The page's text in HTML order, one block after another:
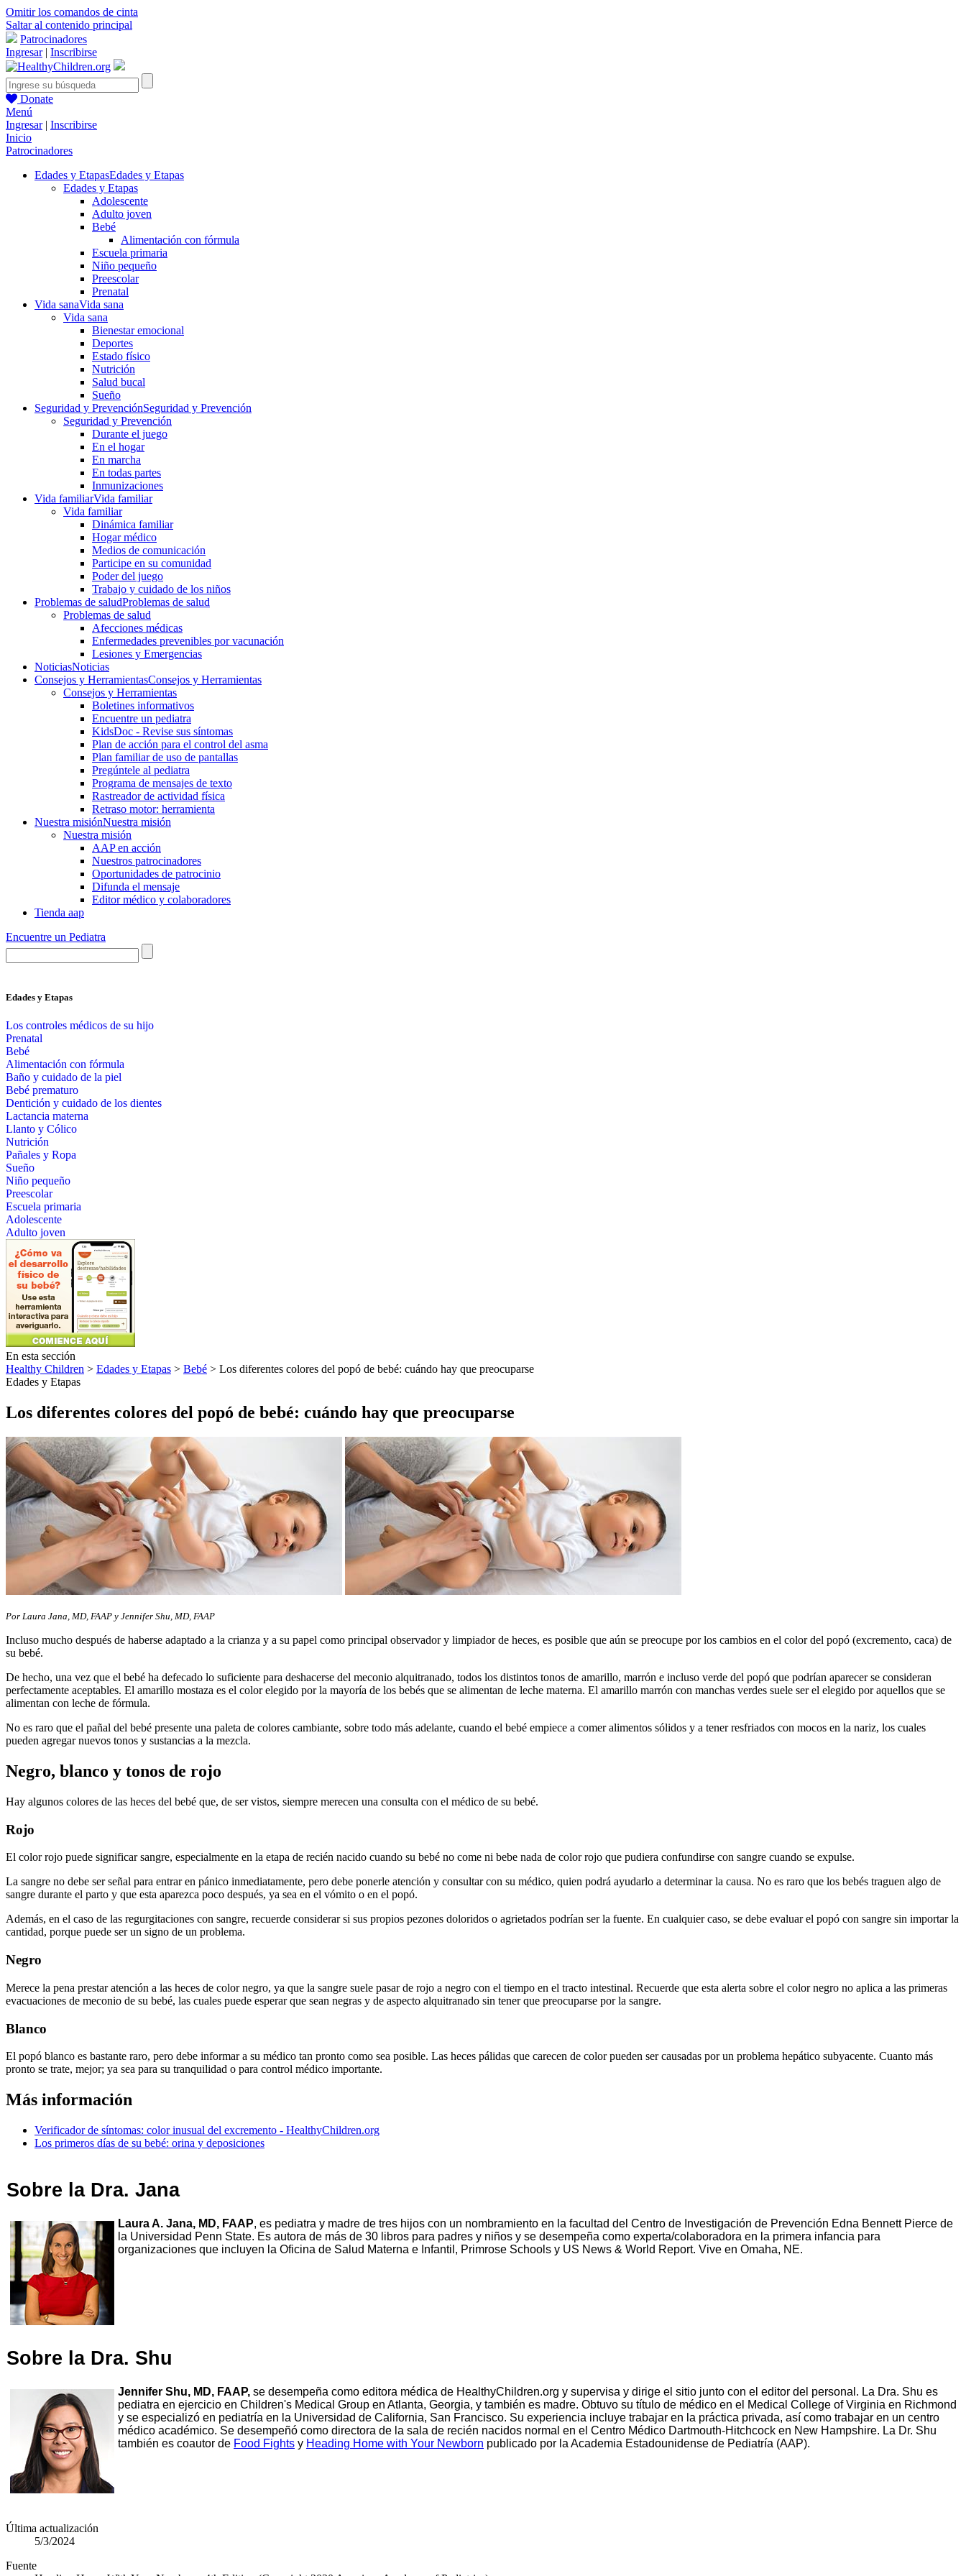
Omitir los comandos de cinta
Saltar al contenido principal
Patrocinadores
Ingresar| Inscribirse
Donate
Menú
Ingresar| Inscribirse
Inicio
Patrocinadores
Edades y EtapasEdades y Etapas
Edades y Etapas
Adolescente
Adulto joven
Bebé
Alimentación con fórmula
Escuela primaria
Niño pequeño
Preescolar
Prenatal
Vida sanaVida sana
Vida sana
Bienestar emocional
Deportes
Estado físico
Nutrición
Salud bucal
Sueño
Seguridad y PrevenciónSeguridad y Prevención
Seguridad y Prevención
Durante el juego
En el hogar
En marcha
En todas partes
Inmunizaciones
Vida familiarVida familiar
Vida familiar
Dinámica familiar
Hogar médico
Medios de comunicación
Participe en su comunidad
Poder del juego
Trabajo y cuidado de los niños
Problemas de saludProblemas de salud
Problemas de salud
Afecciones médicas
Enfermedades prevenibles por vacunación
Lesiones y Emergencias
NoticiasNoticias
Consejos y HerramientasConsejos y Herramientas
Consejos y Herramientas
Boletines informativos
Encuentre un pediatra
KidsDoc - Revise sus síntomas
Plan de acción para el control del asma
Plan familiar de uso de pantallas
Pregúntele al pediatra
Programa de mensajes de texto
Rastre​​ador de activida​d física
Retraso motor: herramienta
Nuestra misiónNuestra misión
Nuestra misión
AAP en acción
Nuestros patrocinadores
Oportunidades de patrocinio
Difunda el mensaje
Editor médico y colaboradores
Tienda aap
Encuentre un Pediatra
Edades y Etapas
Los controles médicos de su hijo
Prenatal
Bebé
Alimentación con fórmula
Baño y cuidado de la piel
Bebé prematuro
Dentición y cuidado de los dientes
Lactancia materna
Llanto y Cólico
Nutrición
Pañales y Ropa
Sueño
Niño pequeño
Preescolar
Escuela primaria
Adolescente
Adulto joven
En esta sección
Healthy Children > Edades y Etapas > Bebé > Los diferentes colores del popó de bebé: cuándo hay que preocuparse
Edades y Etapas
Los diferentes colores del popó de bebé: cuándo hay que preocuparse
Por Laura Jana, MD, FAAP y Jennifer Shu, MD, FAAP
Incluso mucho después de haberse adaptado a la crianza y a su papel como principal observador y limpiador de heces, es posible que aún se preocupe por los cambios en el color del popó (excremento, caca) de
su bebé.
De hecho, una vez que el bebé ha defecado lo suficiente para deshacerse del meconio alquitranado, todos los distintos tonos de amarillo, marrón e incluso verde del popó que podrían aparecer se consideran
perfectamente aceptables. El amarillo mostaza es el color elegido por la mayoría de los bebés que se alimentan de leche materna. El amarillo marrón con manchas verdes suele ser el elegido por aquellos que se
alimentan con leche de fórmula.
No es raro que el pañal del bebé presente una paleta de colores cambiante, sobre todo más adelante, cuando el bebé empiece a comer alimentos sólidos y a tener resfriados con mocos en la nariz, los cuales
pueden agregar nuevos tonos y sustancias a la mezcla.
Negro, blanco y tonos de rojo
Hay algunos colores de las heces del bebé que, de ser vistos, siempre merecen una consulta con el médico de su bebé.
Rojo
El color rojo puede significar sangre, especialmente en la etapa de recién nacido cuando su bebé no come ni bebe nada de color rojo que pudiera confundirse con sangre cuando se expulse.
La sangre no debe ser señal para entrar en pánico inmediatamente, pero debe ponerle atención y consultar con su médico, quien podrá ayudarlo a determinar la causa. No es raro que los bebés traguen algo de
sangre durante el parto y que esta aparezca poco después, ya sea en el vómito o en el popó.
Además, en el caso de las regurgitaciones con sangre, recuerde considerar si sus propios pezones doloridos o agrietados podrían ser la fuente. En cualquier caso, se debe evaluar el popó con sangre sin importar la
cantidad, porque puede ser un signo de un problema.
Negro
Merece la pena prestar atención a las heces de color negro, ya que la sangre suele pasar de rojo a negro con el tiempo en el tracto intestinal. Recuerde que esta alerta sobre el color negro no aplica a las primeras
evacuaciones de meconio de su bebé, las cuales puede esperar que sean negras y de aspecto alquitranado sin tener que preocuparse por la sangre.
Blanco
El popó blanco es bastante raro, pero debe informar a su médico tan pronto como sea posible. Las heces pálidas que carecen de color pueden ser causadas por un problema hepático subyacente. Cuanto más
pronto se trate, mejor; ya sea para su tranquilidad o para control médico importante.
Más información
Verificador de síntomas: color inusual del excremento - HealthyChildren.org
Los primeros días de su bebé: orina y deposiciones
Sobre la Dra. Jana
Laura A. Jana, MD, FAAP, es pediatra y madre de tres hijos con un nombramiento en la facultad del Centro de Investigación de Prevención Edna Bennett Pierce de
la Universidad Penn State. Es autora de más de 30 libros para padres y niños y se desempeña como experta/colaboradora en la primera infancia para
organizaciones que incluyen la Oficina de Salud Materna e Infantil, Primrose Schools y US News & World Report. Vive en Omaha, NE.
Sobre la Dra. Shu
Jennifer Shu, MD, FAAP, se desempeña como editora médica de HealthyChildren.org y supervisa y dirige el sitio junto con el editor del personal. La Dra. Shu es
pediatra en ejercicio en Children's Medical Group en Atlanta, Georgia, y también es madre. Obtuvo su título de médico en el Medical College of Virginia en Richmond
y se especializó en pediatría en la Universidad de California, San Francisco. Su experiencia incluye trabajar en la práctica privada, así como trabajar en un centro
médico académico. Se desempeñó como directora de la sala de recién nacidos normal en el Centro Médico Dartmouth-Hitchcock en New Hampshire. La Dr. Shu
también es coautor de Food Fights y Heading Home with Your Newborn publicado por la Academia Estadounidense de Pediatría (AAP).
Última actualización
5/3/2024
Fuente